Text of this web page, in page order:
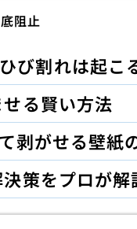
阻止
び割れは起こ
る賢い方法
剥がせる壁紙
策をプロが解